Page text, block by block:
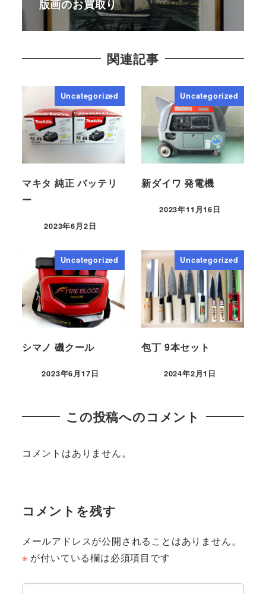
版画のお買取り
関連記事
Uncategorized
マキタ 純正 バッテリ
ー
2023年6月2日
Uncategorized
新ダイワ 発電機
2023年11月16日
Uncategorized
シマノ 磯クール
2023年6月17日
Uncategorized
包丁 9本セット
2024年2月1日
この投稿へのコメント
コメントはありません。
コメントを残す
メールアドレスが公開されることはありません。
※ が付いている欄は必須項目です